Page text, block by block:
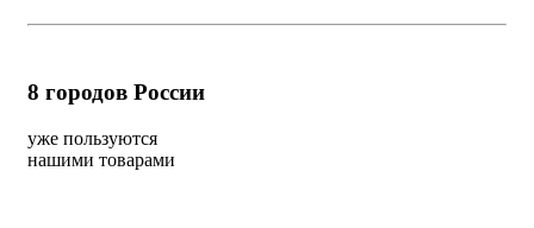
8 городов России
уже пользуются
нашими товарами